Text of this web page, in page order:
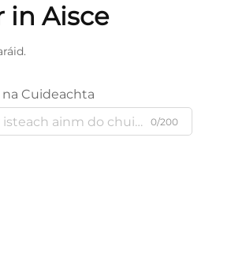
in Aisce
Cuideachta
0/200